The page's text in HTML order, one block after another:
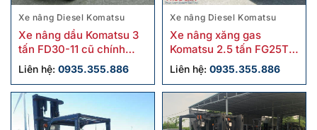
Xe nâng Diesel Komatsu
Xe nâng dầu Komatsu 3
tấn FD30-11 cũ chính
hãng
Liên hệ: 0935.355.886
Xe nâng Diesel Komatsu
Xe nâng xăng gas
Komatsu 2.5 tấn FG25T-
17 cũ chính hãng
Liên hệ: 0935.355.886